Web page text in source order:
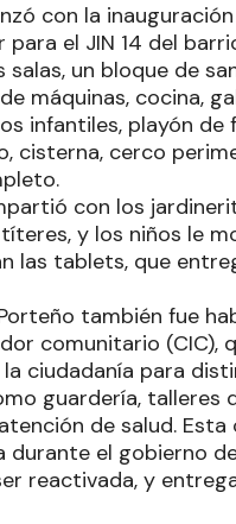
con la
para el JIN 14 del
salas, un bloque de
máquinas, cocina,
infantiles, playón de
cisterna, cerco
con los
y los niños le
las tablets, que
también fue
comunitario (CIC),
ciudadanía para
guardería, talleres
de salud. Esta
durante el gobierno
reactivada, y